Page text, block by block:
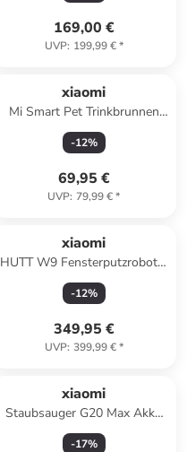
169,00 €
UVP: 199,99 €*
xiaomi
Mi Smart Pet Trinkbrunnen
2,3L EU
-12%
69,95 €
UVP: 79,99 €*
xiaomi
HUTT W9 Fensterputzroboter
EU
-12%
349,95 €
UVP: 399,99 €*
xiaomi
Staubsauger G20 Max Akku
Handstaubsauger
-17%